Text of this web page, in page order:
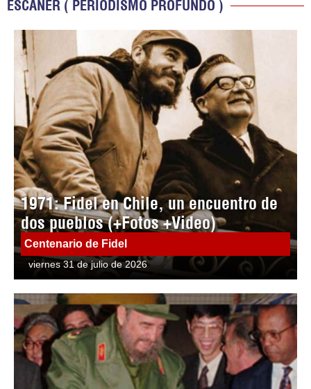
ESCÁNER ( PERIODISMO PROFUNDO )
1971: Fidel en Chile, un encuentro de
dos pueblos (+Fotos +Video)
Centenario de Fidel
viernes 31 de julio de 2026